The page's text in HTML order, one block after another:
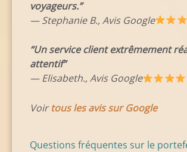
voyageurs.”
— Stephanie B., Avis Google
“Un service client extrêmement
attentif”
— Elisabeth., Avis Google
Voirtous les avis sur Google
Questions fréquentes sur le